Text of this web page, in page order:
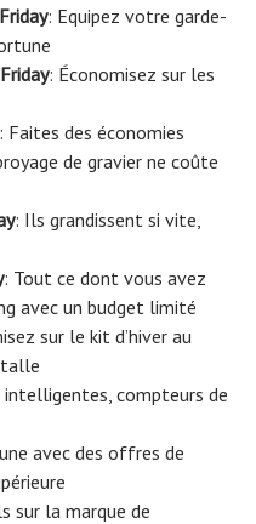
: Equipez votre garde-
: Économisez sur les
: Faites des économies
de gravier ne coûte
: Ils grandissent si vite,
: Tout ce dont vous avez
avec un budget limité
sur le kit d’hiver au
compteurs de
avec des offres de
sur la marque de